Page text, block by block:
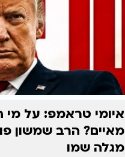
איומי טראמפ: על
מאיים? הרב שמשון
מגלה שמו